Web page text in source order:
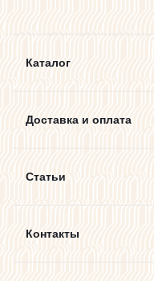
Каталог
Доставка и оплата
Статьи
Контакты